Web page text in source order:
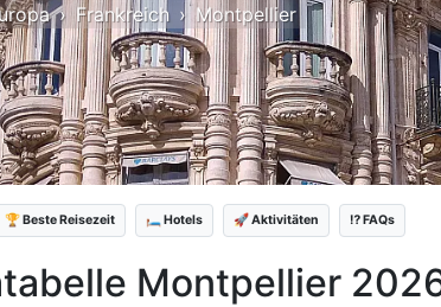
Frankreich Montpellier
🏆 Beste Reisezeit 🛏️ Hotels 🚀 Aktivitäten ⁉️ FAQs
Montpellier